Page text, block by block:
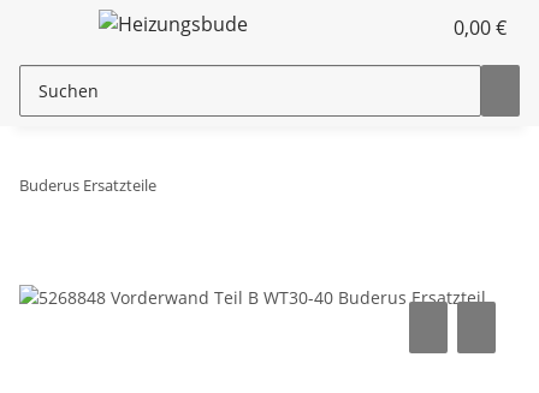
0,00 €
Buderus Ersatzteile